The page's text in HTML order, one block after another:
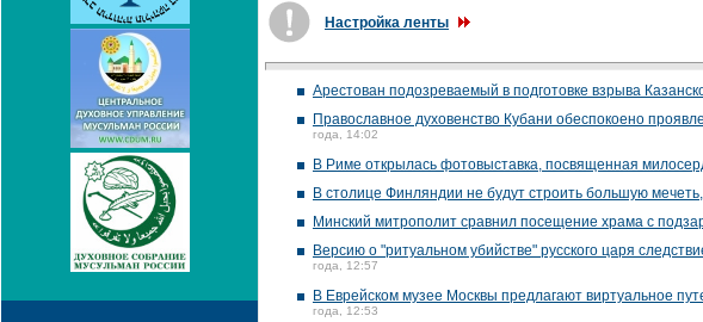
Настройка ленты
Арестован подозреваемый в подготовке взрыва
Православное духовенство Кубани обеспокоено
года, 14:02
В Риме открылась фотовыставка, посвященная
В столице Финляндии не будут строить большую
Минский митрополит сравнил посещение храма с
Версию о "ритуальном убийстве" русского царя
года, 12:57
В Еврейском музее Москвы предлагают виртуальное
года, 12:53